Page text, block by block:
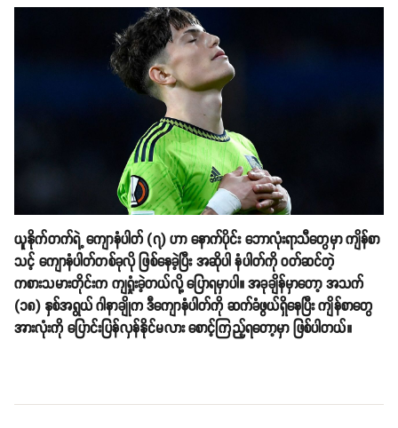
ယူနိုက်တက်ရဲ့ ကျောနံပါတ် (၇) ဟာ နောက်ပိုင်း ဘောလုံးရာသီတွေမှာ ကျိန်စာ
သင့် ကျောနံပါတ်တစ်ခုလို ဖြစ်နေခဲ့ပြီး အဆိုပါ နံပါတ်ကို ဝတ်ဆင်တဲ့
ကစားသမားတိုင်းက ကျရှုံးခဲ့တယ်လို့ ပြောရမှာပါ။ အခုချိန်မှာတော့ အသက်
(၁၈) နှစ်အရွယ် ဂါနာချိုက ဒီကျောနံပါတ်ကို ဆက်ခံဖွယ်ရှိနေပြီး ကျိန်စာတွေ
အားလုံးကို ပြောင်းပြန်လှန်နိုင်မလား စောင့်ကြည့်ရတော့မှာ ဖြစ်ပါတယ်။